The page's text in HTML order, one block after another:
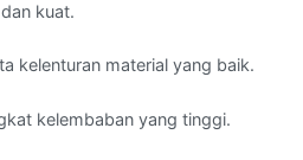
kuat.
kelenturan material yang baik.
kelembaban yang tinggi.